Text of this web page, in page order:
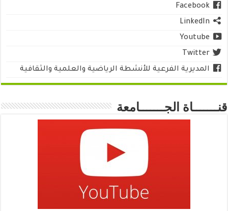
Facebook
LinkedIn
Youtube
Twitter
المديرية الفرعية للأنشطة الرياضية والعلمية والثقافية
قنـــــــاة الجـــــــامعة